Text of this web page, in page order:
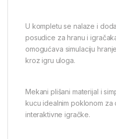
U kompletu se nalaze i
posudice za hranu i
omogućava simulaciju
kroz igru uloga.
Mekani plišani materijal i
kucu idealnim poklonom
interaktivne igračke.